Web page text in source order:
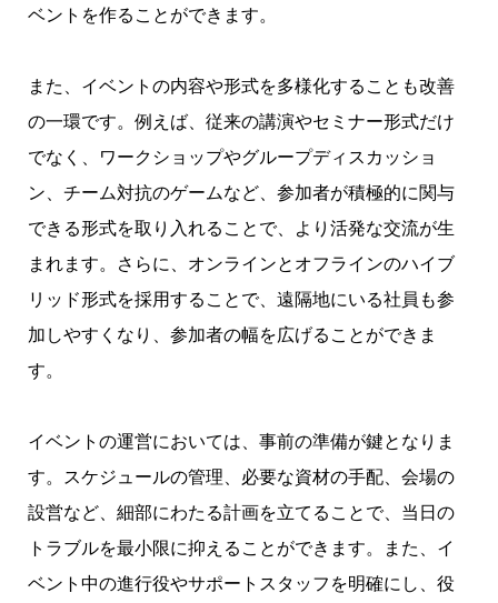
ベントを作ることができます。
また、イベントの内容や形式を多様化することも改善
の一環です。例えば、従来の講演やセミナー形式だけ
でなく、ワークショップやグループディスカッショ
ン、チーム対抗のゲームなど、参加者が積極的に関与
できる形式を取り入れることで、より活発な交流が生
まれます。さらに、オンラインとオフラインのハイブ
リッド形式を採用することで、遠隔地にいる社員も参
加しやすくなり、参加者の幅を広げることができま
す。
イベントの運営においては、事前の準備が鍵となりま
す。スケジュールの管理、必要な資材の手配、会場の
設営など、細部にわたる計画を立てることで、当日の
トラブルを最小限に抑えることができます。また、イ
ベント中の進行役やサポートスタッフを明確にし、役